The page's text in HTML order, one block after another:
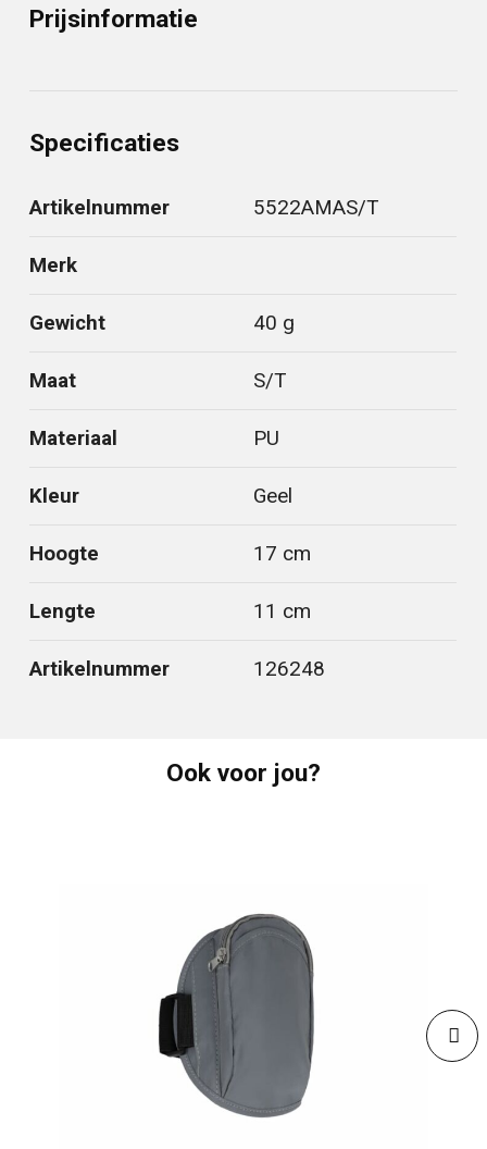
Prijsinformatie
Specificaties
Artikelnummer 5522AMAS/T
Merk
Gewicht 40 g
Maat S/T
Materiaal PU
Kleur Geel
Hoogte 17 cm
Lengte 11 cm
Artikelnummer 126248
Ook voor jou?